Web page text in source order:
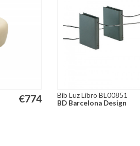
€774
Bib Luz Libro BL00851
BD Barcelona Design